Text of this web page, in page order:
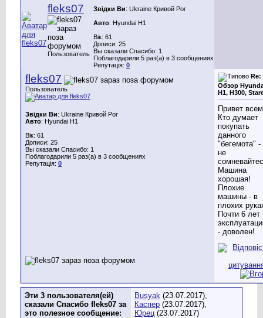
fleks07
Пользователь
Звідки Ви: Ukraine Кривой Рог
Авто: Hyundai H1
Вік: 61
Дописи: 25
Вы сказали Спасибо: 1
Поблагодарили 5 раз(а) в 3 сообщениях
Репутація: 0
fleks07
Пользователь
Звідки Ви: Ukraine Кривой Рог
Авто: Hyundai H1
Вік: 61
Дописи: 25
Вы сказали Спасибо: 1
Поблагодарили 5 раз(а) в 3 сообщениях
Репутація: 0
Re:
Обзор
H1, H300,
Привет
Кто думает
покупать
данного
"бегемота" -
не
Машина
хорошая!
Плохие
машины - в
плохих
Почти 6 лет
- доволен!
Эти 3 пользователя(ей)
сказали Спасибо fleks07 за
это полезное сообщение:
Busyak (23.07.2017),
Каспер (23.07.2017),
Юрец (23.07.2017)